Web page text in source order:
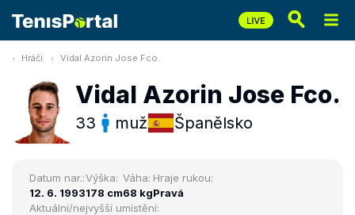
Hráči Vidal Azorin Jose Fco.
Vidal Azorin Jose Fco.
33 muž Španělsko
Datum nar.:
12. 6. 1993
Výška:
178 cm
Váha:
68 kg
Hraje rukou:
Pravá
Aktuální/nejvyšší umístění: